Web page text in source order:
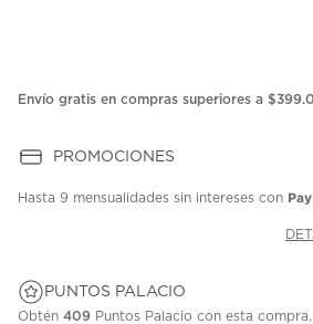
Envío gratis en compras superiores a
PROMOCIONES
Hasta 9 mensualidades sin intereses con
PUNTOS PALACIO
Obtén 409 Puntos Palacio con esta compra.